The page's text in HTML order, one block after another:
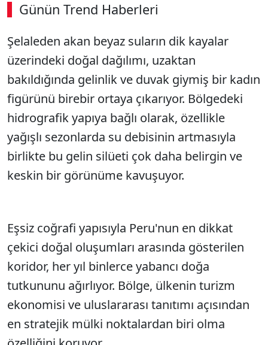
Günün Trend Haberleri
Şelaleden akan beyaz suların dik kayalar
üzerindeki doğal dağılımı, uzaktan
bakıldığında gelinlik ve duvak giymiş bir kadın
figürünü birebir ortaya çıkarıyor. Bölgedeki
hidrografik yapıya bağlı olarak, özellikle
yağışlı sezonlarda su debisinin artmasıyla
birlikte bu gelin silüeti çok daha belirgin ve
keskin bir görünüme kavuşuyor.
Eşsiz coğrafi yapısıyla Peru'nun en dikkat
çekici doğal oluşumları arasında gösterilen
koridor, her yıl binlerce yabancı doğa
tutkununu ağırlıyor. Bölge, ülkenin turizm
ekonomisi ve uluslararası tanıtımı açısından
en stratejik mülki noktalardan biri olma